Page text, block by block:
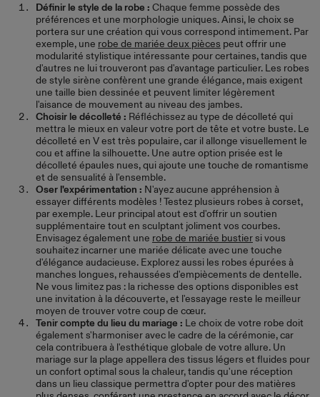
Définir le style de la robe : Chaque femme possède des
préférences et une morphologie uniques. Ainsi, le choix se
portera sur une création qui vous correspond intimement. Par
exemple, une robe de mariée deux pièces peut offrir une
modularité stylistique intéressante pour certaines, tandis que
d'autres ne lui trouveront pas d'avantage particulier. Les robes
de style sirène confèrent une grande élégance, mais exigent
une taille bien dessinée et peuvent limiter légèrement
l'aisance de mouvement au niveau des jambes.
Choisir le décolleté : Réfléchissez au type de décolleté qui
mettra le mieux en valeur votre port de tête et votre buste. Le
décolleté en V est très populaire, car il allonge visuellement le
cou et affine la silhouette. Une autre option prisée est le
décolleté épaules nues, qui ajoute une touche de romantisme
et de sensualité à l'ensemble.
Oser l'expérimentation : N'ayez aucune appréhension à
essayer différents modèles ! Testez plusieurs robes à corset,
par exemple. Leur principal atout est d'offrir un soutien
supplémentaire tout en sculptant joliment vos courbes.
Envisagez également une robe de mariée bustiersi vous
souhaitez incarner une mariée délicate avec une touche
d'élégance audacieuse. Explorez aussi les robes épurées à
manches longues, rehaussées d'empiècements de dentelle.
Ne vous limitez pas : la richesse des options disponibles est
une invitation à la découverte, et l'essayage reste le meilleur
moyen de trouver votre coup de cœur.
Tenir compte du lieu du mariage : Le choix de votre robe doit
également s'harmoniser avec le cadre de la cérémonie, car
cela contribuera à l'esthétique globale de votre allure. Un
mariage sur la plage appellera des tissus légers et fluides pour
un confort optimal sous la chaleur, tandis qu'une réception
dans un lieu classique permettra d'opter pour des matières